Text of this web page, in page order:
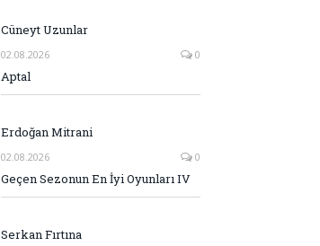
Cüneyt Uzunlar
02.08.2026 0
Aptal
Erdoğan Mitrani
02.08.2026 0
Geçen Sezonun En İyi Oyunları IV
Serkan Fırtına